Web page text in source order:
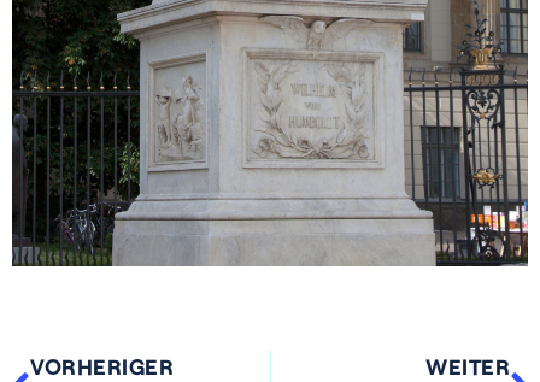
VORHERIGER
WEITER